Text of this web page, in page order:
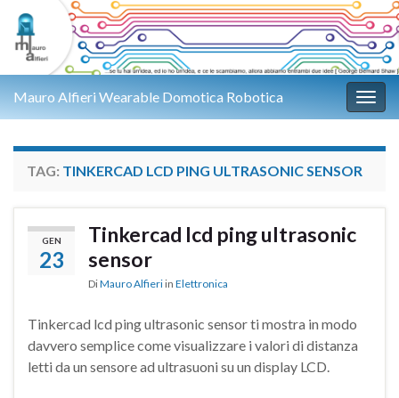
Mauro Alfieri Wearable Domotica Robotica
TAG: TINKERCAD LCD PING ULTRASONIC SENSOR
GEN
23
Tinkercad lcd ping ultrasonic
sensor
DiMauro Alfieri in Elettronica
Tinkercad lcd ping ultrasonic sensor ti mostra in modo
davvero semplice come visualizzare i valori di distanza
letti da un sensore ad ultrasuoni su un display LCD.